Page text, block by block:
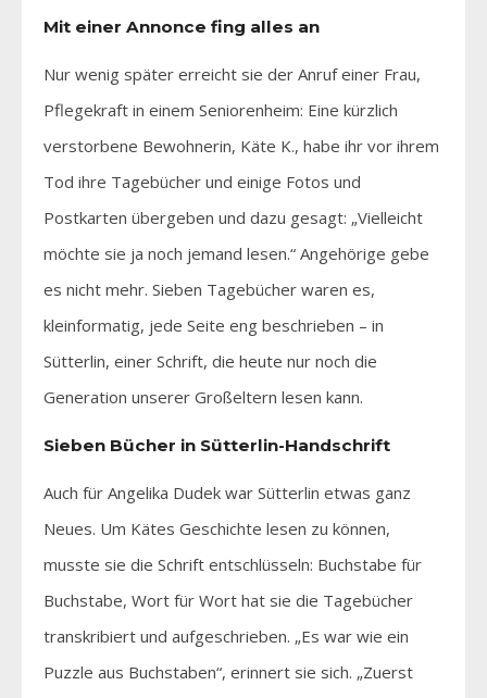
Mit einer Annonce fing alles an
Nur wenig später erreicht sie der Anruf einer Frau,
Pflegekraft in einem Seniorenheim: Eine kürzlich
verstorbene Bewohnerin, Käte K., habe ihr vor ihrem
Tod ihre Tagebücher und einige Fotos und
Postkarten übergeben und dazu gesagt: „Vielleicht
möchte sie ja noch jemand lesen.“ Angehörige gebe
es nicht mehr. Sieben Tagebücher waren es,
kleinformatig, jede Seite eng beschrieben – in
Sütterlin, einer Schrift, die heute nur noch die
Generation unserer Großeltern lesen kann.
Sieben Bücher in Sütterlin-Handschrift
Auch für Angelika Dudek war Sütterlin etwas ganz
Neues. Um Kätes Geschichte lesen zu können,
musste sie die Schrift entschlüsseln: Buchstabe für
Buchstabe, Wort für Wort hat sie die Tagebücher
transkribiert und aufgeschrieben. „Es war wie ein
Puzzle aus Buchstaben“, erinnert sie sich. „Zuerst